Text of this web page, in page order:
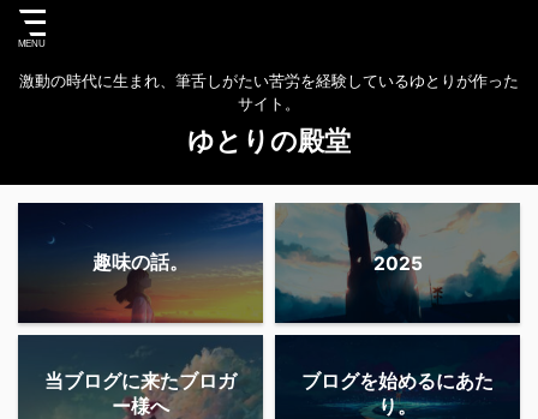
激動の時代に生まれ、筆舌しがたい苦労を経験しているゆとりが作った
サイト。
ゆとりの殿堂
趣味の話。 2025
当ブログに来たブロガ
ー様へ
ブログを始めるにあた
り。